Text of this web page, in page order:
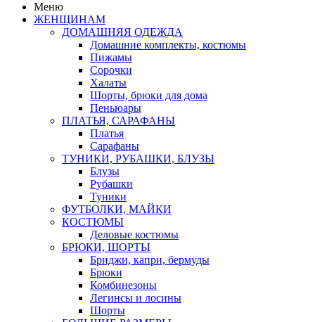
Меню
ЖЕНЩИНАМ
ДОМАШНЯЯ ОДЕЖДА
Домашние комплекты, костюмы
Пижамы
Сорочки
Халаты
Шорты, брюки для дома
Пеньюары
ПЛАТЬЯ, САРАФАНЫ
Платья
Сарафаны
ТУНИКИ, РУБАШКИ, БЛУЗЫ
Блузы
Рубашки
Туники
ФУТБОЛКИ, МАЙКИ
КОСТЮМЫ
Деловые костюмы
БРЮКИ, ШОРТЫ
Бриджи, капри, бермуды
Брюки
Комбинезоны
Легинсы и лосины
Шорты